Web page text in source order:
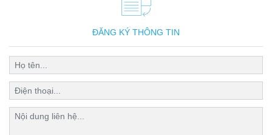
ĐĂNG KÝ THÔNG TIN